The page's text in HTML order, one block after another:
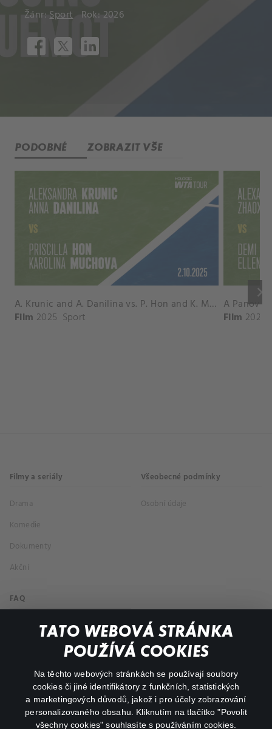
TATO WEBOVÁ STRÁNKA
POUŽÍVÁ COOKIES
Na těchto webových stránkách se používají soubory
cookies či jiné identifikátory z funkčních, statistických
a marketingových důvodů, jakož i pro účely zobrazování
personalizovaného obsahu. Kliknutím na tlačítko "Povolit
všechny cookies" souhlasíte s používáním cookies.
Žánr:Sport Rok: 2026
PODOBNÉ ZOBRAZIT VŠE
keyboard_arrow_right
A. Krunic and A. Danilina vs. P. Hon and K. Muchova Match Highlights - BEIJING_Capital Group Diamond ( October 02, 2025)
Film 2025 Sport Film 2026
Filmy a seriály
Drama
Komedie
Dokumenty
Akční
Všeobecné podmínky
Osobní údaje
FAQ
Můj účet
Důležité odkazy
facebookinstagram
youtube